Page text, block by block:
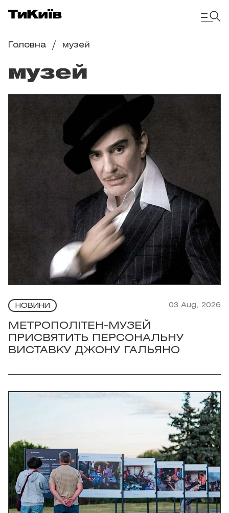
Головна музей
музей
НОВИНИ 03 Aug, 2026
МЕТРОПОЛІТЕН-МУЗЕЙ
ПРИСВЯТИТЬ ПЕРСОНАЛЬНУ
ВИСТАВКУ ДЖОНУ ГАЛЬЯНО